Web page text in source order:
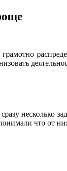
несколько
что от